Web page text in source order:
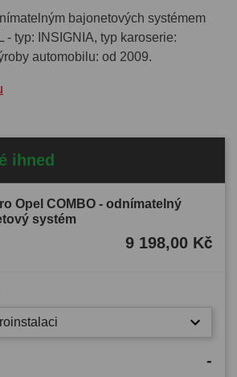
bajonetových systémem
- typ: INSIGNIA, typ karoserie:
automobilu: od 2009.
ihned
Opel COMBO - odnímatelný
systém
9 198,00 Kč
-